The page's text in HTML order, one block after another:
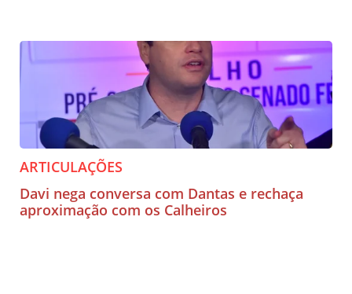
ARTICULAÇÕES
Davi nega conversa com Dantas e rechaça
aproximação com os Calheiros